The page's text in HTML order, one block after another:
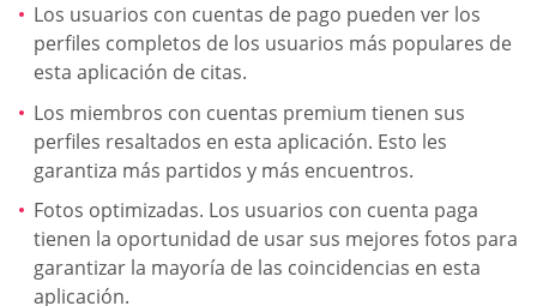
Los usuarios con cuentas de pago pueden ver los
perfiles completos de los usuarios más populares de
esta aplicación de citas.
Los miembros con cuentas premium tienen sus
perfiles resaltados en esta aplicación. Esto les
garantiza más partidos y más encuentros.
Fotos optimizadas. Los usuarios con cuenta paga
tienen la oportunidad de usar sus mejores fotos para
garantizar la mayoría de las coincidencias en esta
aplicación.